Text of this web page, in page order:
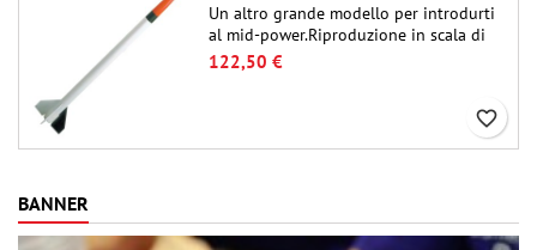
Un altro grande modello per introdurti
al mid-power.Riproduzione in scala di
un famoso razzo-sonda, dalle dimensioni
contenute e adatto per passare a kit di
122,50 €
favorite_border
BANNER